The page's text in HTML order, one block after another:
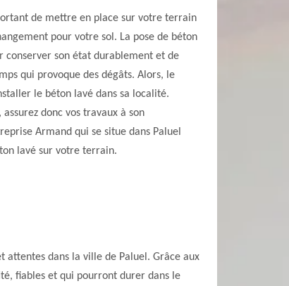
de mettre en place sur votre terrain
pour votre sol. La pose de béton
son état durablement et de
qui provoque des dégâts. Alors, le
le béton lavé dans sa localité.
donc vos travaux à son
Armand qui se situe dans Paluel
lavé sur votre terrain.
dans la ville de Paluel. Grâce aux
fiables et qui pourront durer dans le